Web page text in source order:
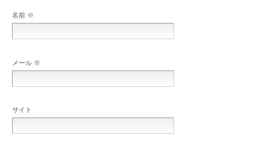
名前 ※
メール ※
サイト